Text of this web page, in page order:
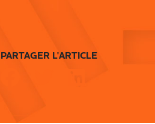
PARTAGER L'ARTICLE